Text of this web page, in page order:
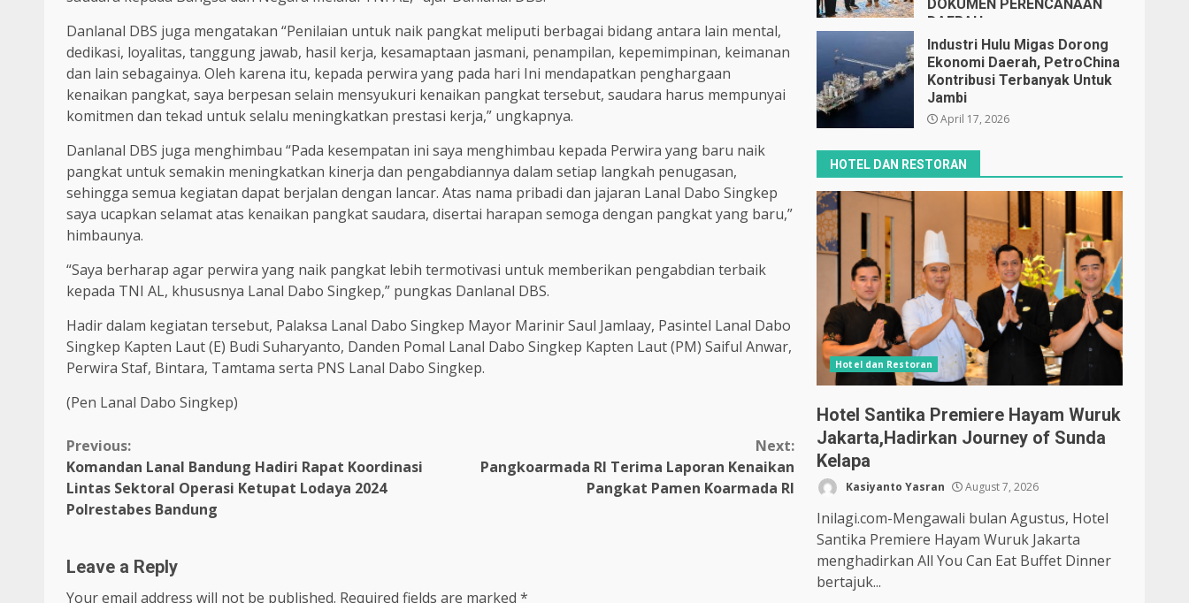
Danlanal DBS juga mengatakan “Penilaian untuk naik pangkat meliputi berbagai bidang antara lain mental,
dedikasi, loyalitas, tanggung jawab, hasil kerja, kesamaptaan jasmani, penampilan, kepemimpinan, keimanan
dan lain sebagainya. Oleh karena itu, kepada perwira yang pada hari Ini mendapatkan penghargaan
kenaikan pangkat, saya berpesan selain mensyukuri kenaikan pangkat tersebut, saudara harus mempunyai
komitmen dan tekad untuk selalu meningkatkan prestasi kerja,” ungkapnya.
Danlanal DBS juga menghimbau “Pada kesempatan ini saya menghimbau kepada Perwira yang baru naik
pangkat untuk semakin meningkatkan kinerja dan pengabdiannya dalam setiap langkah penugasan,
sehingga semua kegiatan dapat berjalan dengan lancar. Atas nama pribadi dan jajaran Lanal Dabo Singkep
saya ucapkan selamat atas kenaikan pangkat saudara, disertai harapan semoga dengan pangkat yang baru,”
himbaunya.
“Saya berharap agar perwira yang naik pangkat lebih termotivasi untuk memberikan pengabdian terbaik
kepada TNI AL, khususnya Lanal Dabo Singkep,” pungkas Danlanal DBS.
Hadir dalam kegiatan tersebut, Palaksa Lanal Dabo Singkep Mayor Marinir Saul Jamlaay, Pasintel Lanal Dabo
Singkep Kapten Laut (E) Budi Suharyanto, Danden Pomal Lanal Dabo Singkep Kapten Laut (PM) Saiful Anwar,
Perwira Staf, Bintara, Tamtama serta PNS Lanal Dabo Singkep.
(Pen Lanal Dabo Singkep)
Continue
Reading
Previous:
Komandan Lanal Bandung Hadiri Rapat Koordinasi
Lintas Sektoral Operasi Ketupat Lodaya 2024
Polrestabes Bandung
Next:
Pangkoarmada RI Terima Laporan Kenaikan
Pangkat Pamen Koarmada RI
Leave a Reply
Your email address will not be published. Required fields are marked *
DOKUMEN PERENCANAAN
DAERAH
April 17, 2026
Industri Hulu Migas Dorong
Ekonomi Daerah, PetroChina
Kontribusi Terbanyak Untuk
Jambi
April 17, 2026
HOTEL DAN RESTORAN
Hotel dan Restoran
Hotel Santika Premiere Hayam Wuruk
Jakarta,Hadirkan Journey of Sunda
Kelapa
Kasiyanto Yasran August 7, 2026
Inilagi.com-Mengawali bulan Agustus, Hotel
Santika Premiere Hayam Wuruk Jakarta
menghadirkan All You Can Eat Buffet Dinner
bertajuk...